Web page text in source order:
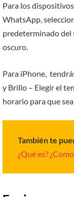
Para los
WhatsApp,
predeterminado del
oscuro.
Para iPhone,
y Brillo – Elegir el
horario para que
También te
¿Qué es?